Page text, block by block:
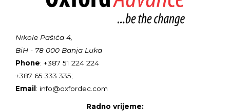
Nikole Pašića 4,
BiH - 78 000 Banja Luka
Phone: +387 51 224 224
+387 65 333 335;
Email: info@oxfordec.com
Radno vrijeme: